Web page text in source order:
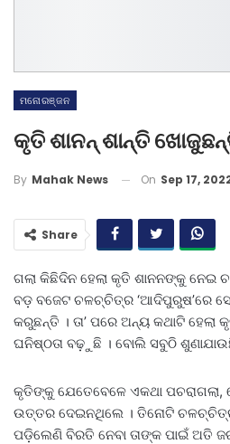
ମନୋରଞ୍ଜନ
କୃତି ଶାନନ୍‌ ଶାନ୍ତି
By Mahak News On Sep 17,
Share
ଗଲା କିଛିଦିନ ହେଲା କୃତି ଶାନନଙ୍କୁ ନେଇ
ବଡ଼ ବଜେଟ ଚଳଚ୍ଚିତ୍ର ‘ଆଦିପୁରୁଷ’ରେ
କରୁଛନ୍ତି । ତା’ ପରେ ଅନ୍ୟ କଥାଟି ହେଲା
ଘନିଷ୍ଠତା ବଢ଼ୁଛି । ବୋଲି ସବୁଠି
କୃତିଙ୍କୁ ଯେତେବେଳେ ଏକଥା
ଉତ୍ତର ଦେଇନଥିଲେ । ତିନୋଟି
ପଡ଼ିଲେଣି ବିରତି ନେବା ତାଙ୍କ ପାଇଁ ଅତି